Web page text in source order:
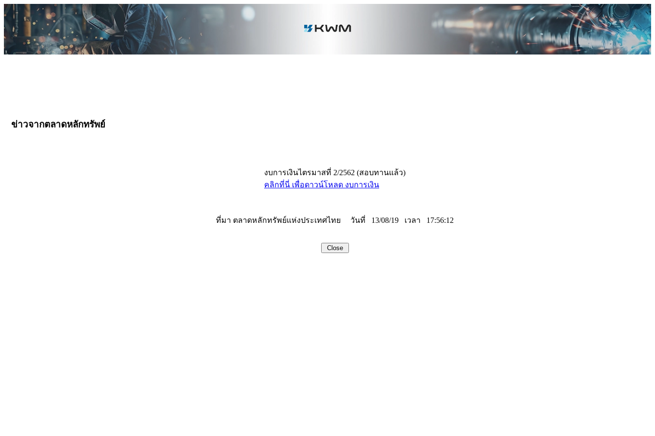
ข่าวจากตลาดหลักทรัพย์
งบการเงินไตรมาสที่ 2/2562 (สอบทานแล้ว)
คลิกที่นี่ เพื่อดาวน์โหลด งบการเงิน
ที่มา ตลาดหลักทรัพย์แห่งประเทศไทย วันที่ 13/08/19 เวลา 17:56:12